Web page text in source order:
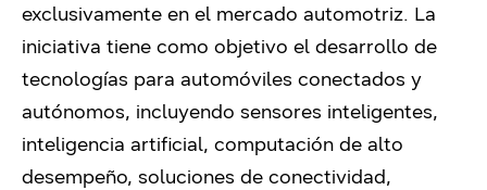
exclusivamente en el mercado automotriz. La
iniciativa tiene como objetivo el desarrollo de
tecnologías para automóviles conectados y
autónomos, incluyendo sensores inteligentes,
inteligencia artificial, computación de alto
desempeño, soluciones de conectividad,